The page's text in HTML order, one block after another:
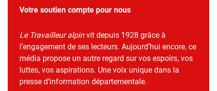
Votre soutien compte pour nous
Le Travailleur alpinvit depuis 1928 grâce à
l’engagement de ses lecteurs. Aujourd’hui encore, ce
média propose un autre regard sur vos espoirs, vos
luttes, vos aspirations. Une voix unique dans la
presse d’information départementale.